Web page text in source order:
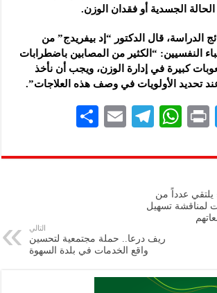
الجسدية أو فقدان الوزن.
الدراسة، قال الدكتور “إد بيفريدج” من
النفسيين: “الكثير من المصابين باضطرابات
كبيرة في إدارة الوزن، ويجب أن نأخذ
عند تحديد الأولويات في وصف هذه العلاجات”.
T
tt
P
nt
W
at
A
p
Te
gr
E
ai
ar
يلتقي عدداً من
لمناقشة تسهيل
التالي
ريف درعا.. حملة مجتمعية لتحسين
واقع الخدمات في بلدة السهوة